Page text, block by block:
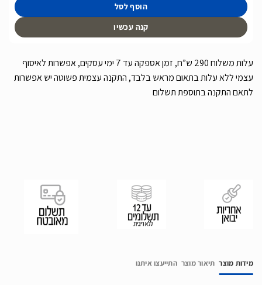
הוסף לסל
קנה עכשיו
עלות משלוח 290 ש”ח, זמן אספקה עד 7 ימי עסקים, אפשרות לאיסוף
עצמי ללא עלות בתאום מראש בלבד, התקנה עצמית פשוטה יש אפשרות
לתאם התקנה בתוספת תשלום
מידות מוצר תיאור מוצר התייעצו איתנו